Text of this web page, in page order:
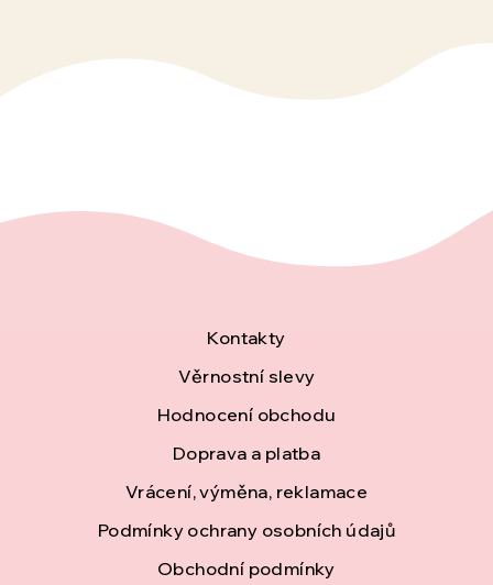
Kontakty
Věrnostní slevy
Hodnocení obchodu
Doprava a platba
Vrácení, výměna, reklamace
Podmínky ochrany osobních údajů
Obchodní podmínky